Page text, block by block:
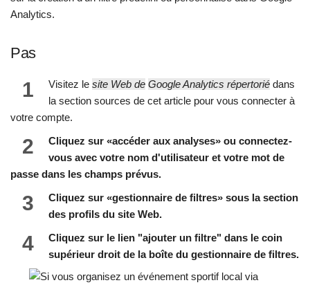
Analytics.
Pas
1 Visitez le site Web de Google Analytics répertorié dans
la section sources de cet article pour vous connecter à
votre compte.
2
Cliquez sur «accéder aux analyses» ou connectez-
vous avec votre nom d'utilisateur et votre mot de
passe dans les champs prévus.
3
Cliquez sur «gestionnaire de filtres» sous la section
des profils du site Web.
4
Cliquez sur le lien "ajouter un filtre" dans le coin
supérieur droit de la boîte du gestionnaire de filtres.